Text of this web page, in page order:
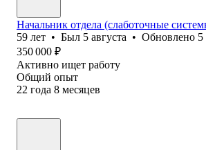
Начальник отдела (слаботочные
59 лет • Был 5 августа • Обновлено 5
350 000 ₽
Активно ищет работу
Общий опыт
22 года 8 месяцев